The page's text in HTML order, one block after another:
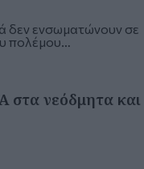
δεν ενσωματώνουν σε
πολέμου…
στα νεόδμητα και